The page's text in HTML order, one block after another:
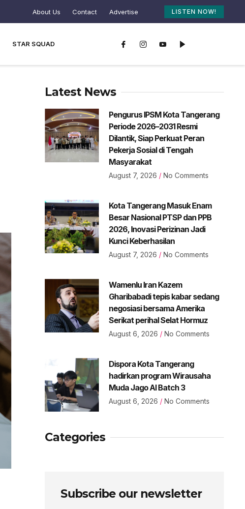
About Us Contact Advertise LISTEN NOW!
STAR SQUAD
Latest News
Pengurus IPSM Kota Tangerang
Periode 2026–2031 Resmi
Dilantik, Siap Perkuat Peran
Pekerja Sosial di Tengah
Masyarakat
August 7, 2026 No Comments
Kota Tangerang Masuk Enam
Besar Nasional PTSP dan PPB
2026, Inovasi Perizinan Jadi
Kunci Keberhasilan
August 7, 2026 No Comments
Wamenlu Iran Kazem
Gharibabadi tepis kabar sedang
negosiasi bersama Amerika
Serikat perihal Selat Hormuz
August 6, 2026 No Comments
Dispora Kota Tangerang
hadirkan program Wirausaha
Muda Jago AI Batch 3
August 6, 2026 No Comments
Categories
Subscribe our newsletter